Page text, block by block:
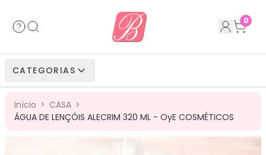
0
CATEGORIAS
Cabelos Humanos
Cabelos Bio Vegetais
Cabelos Humanos
Cabelos Bio Vegetais
Cabelos Bio Fibra
Início > CASA >
ÁGUA DE LENÇÓIS ALECRIM 320 ML - OyE COSMÉTICOS